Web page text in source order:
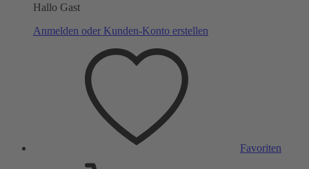
Hallo Gast
Anmelden oder Kunden-Konto erstellen
Favoriten